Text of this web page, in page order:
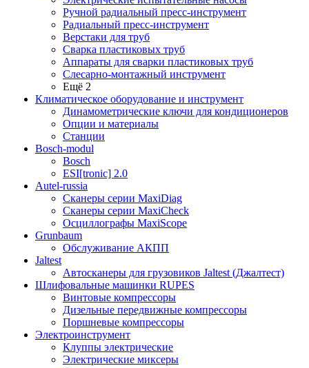
Ручной радиальный пресс-инструмент
Радиальный пресс-инструмент
Верстаки для труб
Сварка пластиковых труб
Аппараты для сварки пластиковых труб
Слесарно-монтажный инструмент
Ещё 2
Климатическое оборудование и инструмент
Динамометрические ключи для кондиционеров
Опции и материалы
Станции
Bosch-modul
Bosch
ESI[tronic] 2.0
Autel-russia
Сканеры серии MaxiDiag
Сканеры серии MaxiCheck
Осциллографы MaxiScope
Grunbaum
Обслуживание АКПП
Jaltest
Автосканеры для грузовиков Jaltest (Джалтест)
Шлифовальные машинки RUPES
Винтовые компрессоры
Дизельные передвижные компрессоры
Поршневые компрессоры
Электроинструмент
Клуппы электрические
Электрические миксеры